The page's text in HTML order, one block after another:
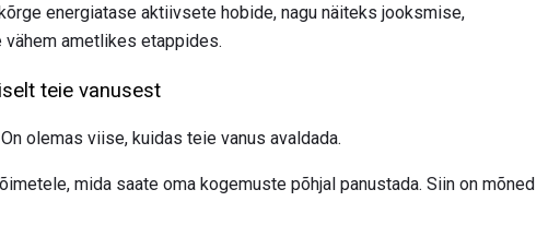
energiatase aktiivsete hobide, nagu näiteks jooksmise,
ametlikes etappides.
teie vanusest
olemas viise, kuidas teie vanus avaldada.
mida saate oma kogemuste põhjal panustada. Siin on mõned